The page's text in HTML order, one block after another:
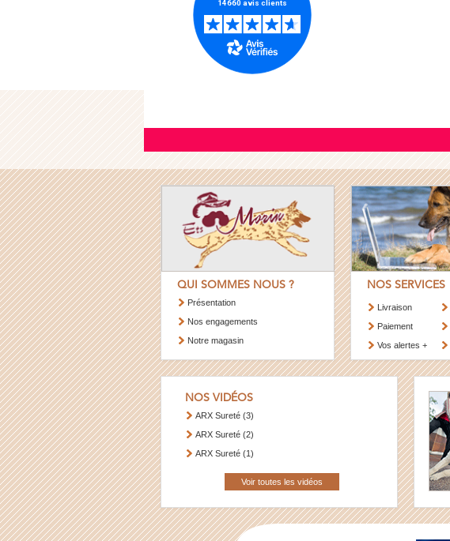
QUI SOMMES NOUS ?
Présentation
Nos engagements
Notre magasin
NOS SERVICES
Livraison
Paiement
Vos alertes +
NOS VIDÉOS
ARX Sureté (3)
ARX Sureté (2)
ARX Sureté (1)
Voir toutes les vidéos